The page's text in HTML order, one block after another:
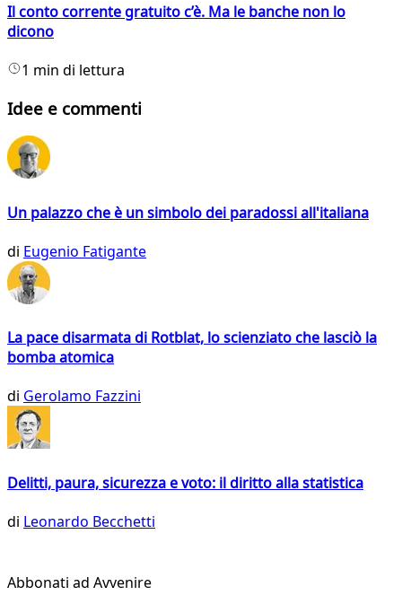
Il conto corrente gratuito c’è. Ma le banche non lo
dicono
1 min di lettura
Idee e commenti
Un palazzo che è un simbolo dei paradossi all'italiana
di Eugenio Fatigante
La pace disarmata di Rotblat, lo scienziato che lasciò la
bomba atomica
di Gerolamo Fazzini
Delitti, paura, sicurezza e voto: il diritto alla statistica
di Leonardo Becchetti
Abbonati ad Avvenire